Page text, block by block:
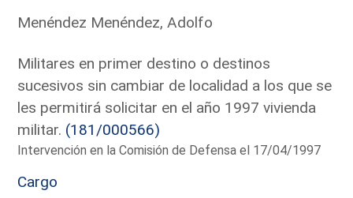
Menéndez Menéndez, Adolfo
Militares en primer destino o destinos
sucesivos sin cambiar de localidad a los que se
les permitirá solicitar en el año 1997 vivienda
militar. (181/000566)
Intervención en la Comisión de Defensa el 17/04/1997
Cargo